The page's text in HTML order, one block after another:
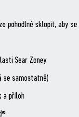
pohodlně sklopit, aby
Sear Zoney
se samostatně)
a příloh